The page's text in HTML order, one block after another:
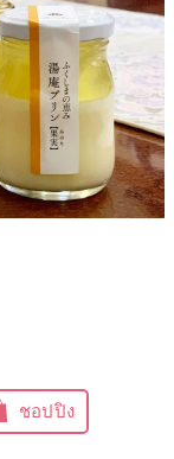
ชอปปิง